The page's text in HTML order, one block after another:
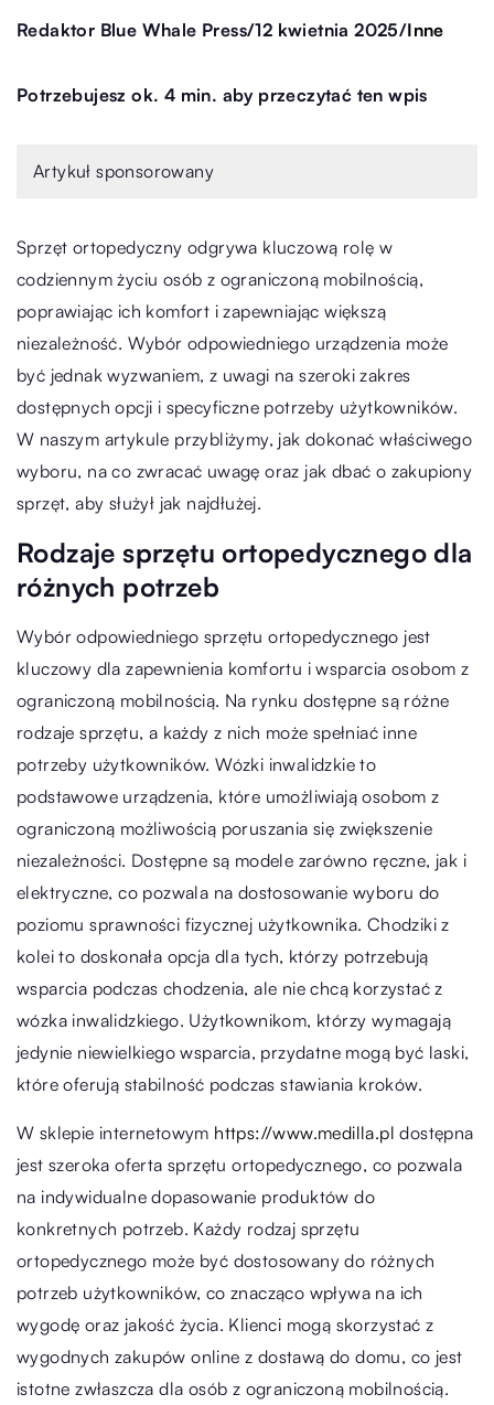
Redaktor Blue Whale Press/12 kwietnia 2025/Inne
Potrzebujesz ok. 4 min. aby przeczytać ten wpis
Artykuł sponsorowany
Sprzęt ortopedyczny odgrywa kluczową rolę w
codziennym życiu osób z ograniczoną mobilnością,
poprawiając ich komfort i zapewniając większą
niezależność. Wybór odpowiedniego urządzenia może
być jednak wyzwaniem, z uwagi na szeroki zakres
dostępnych opcji i specyficzne potrzeby użytkowników.
W naszym artykule przybliżymy, jak dokonać właściwego
wyboru, na co zwracać uwagę oraz jak dbać o zakupiony
sprzęt, aby służył jak najdłużej.
Rodzaje sprzętu ortopedycznego dla
różnych potrzeb
Wybór odpowiedniego sprzętu ortopedycznego jest
kluczowy dla zapewnienia komfortu i wsparcia osobom z
ograniczoną mobilnością. Na rynku dostępne są różne
rodzaje sprzętu, a każdy z nich może spełniać inne
potrzeby użytkowników. Wózki inwalidzkie to
podstawowe urządzenia, które umożliwiają osobom z
ograniczoną możliwością poruszania się zwiększenie
niezależności. Dostępne są modele zarówno ręczne, jak i
elektryczne, co pozwala na dostosowanie wyboru do
poziomu sprawności fizycznej użytkownika. Chodziki z
kolei to doskonała opcja dla tych, którzy potrzebują
wsparcia podczas chodzenia, ale nie chcą korzystać z
wózka inwalidzkiego. Użytkownikom, którzy wymagają
jedynie niewielkiego wsparcia, przydatne mogą być laski,
które oferują stabilność podczas stawiania kroków.
W sklepie internetowym https://www.medilla.pl dostępna
jest szeroka oferta sprzętu ortopedycznego, co pozwala
na indywidualne dopasowanie produktów do
konkretnych potrzeb. Każdy rodzaj sprzętu
ortopedycznego może być dostosowany do różnych
potrzeb użytkowników, co znacząco wpływa na ich
wygodę oraz jakość życia. Klienci mogą skorzystać z
wygodnych zakupów online z dostawą do domu, co jest
istotne zwłaszcza dla osób z ograniczoną mobilnością.